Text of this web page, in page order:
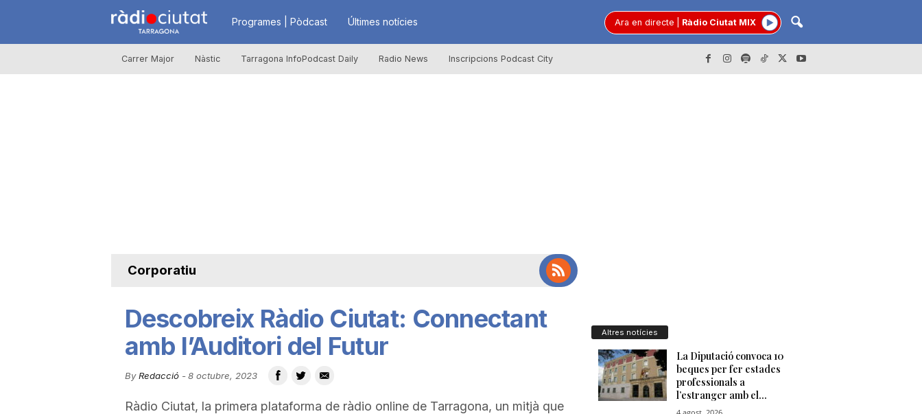
R
à
u
t
Programes | Pòdcast Últimes notícies Ara en directe Ràdio Ciutat MIX
Carrer Major Nàstic Tarragona InfoPodcast Daily Radio News Inscripcions Podcast City
Corporatiu
Descobreix Ràdio Ciutat: Connectant
amb l’Auditori del Futur
By Redacció- 8 octubre, 2023
Ràdio Ciutat, la primera plataforma de ràdio online de Tarragona, un mitjà que
Altres notícies